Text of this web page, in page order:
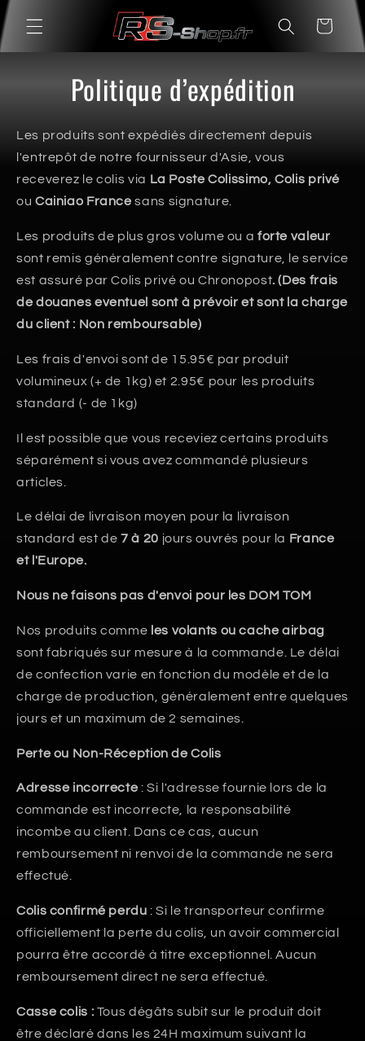
passer
au
contenu
Panier
Politique d’expédition
Les produits sont expédiés directement depuis
l'entrepôt de notre fournisseur d'Asie, vous
receverez le colis via La Poste Colissimo, Colis privé
ou Cainiao France sans signature.
Les produits de plus gros volume ou a forte valeur
sont remis généralement contre signature, le service
est assuré par Colis privé ou Chronopost. (Des frais
de douanes eventuel sont à prévoir et sont la charge
du client : Non remboursable)
Les frais d'envoi sont de 15.95€ par produit
volumineux (+ de 1kg) et 2.95€ pour les produits
standard (- de 1kg)
Il est possible que vous receviez certains produits
séparément si vous avez commandé plusieurs
articles.
Le délai de livraison moyen pour la livraison
standard est de7 à 20 jours ouvrés pour la France
et l'Europe.
Nous ne faisons pas d'envoi pour les DOM TOM
Nos produits comme les volants ou cache airbag
sont fabriqués sur mesure à la commande. Le délai
de confection varie en fonction du modèle et de la
charge de production, généralement entre quelques
jours et un maximum de 2 semaines.
Perte ou Non-Réception de Colis
Adresse incorrecte: Si l'adresse fournie lors de la
commande est incorrecte, la responsabilité
incombe au client. Dans ce cas, aucun
remboursement ni renvoi de la commande ne sera
effectué.
Colis confirmé perdu : Si le transporteur confirme
officiellement la perte du colis, un avoir commercial
pourra être accordé à titre exceptionnel. Aucun
remboursement direct ne sera effectué.
Casse colis : Tous dégâts subit sur le produit doit
être déclaré dans les 24H maximum suivant la